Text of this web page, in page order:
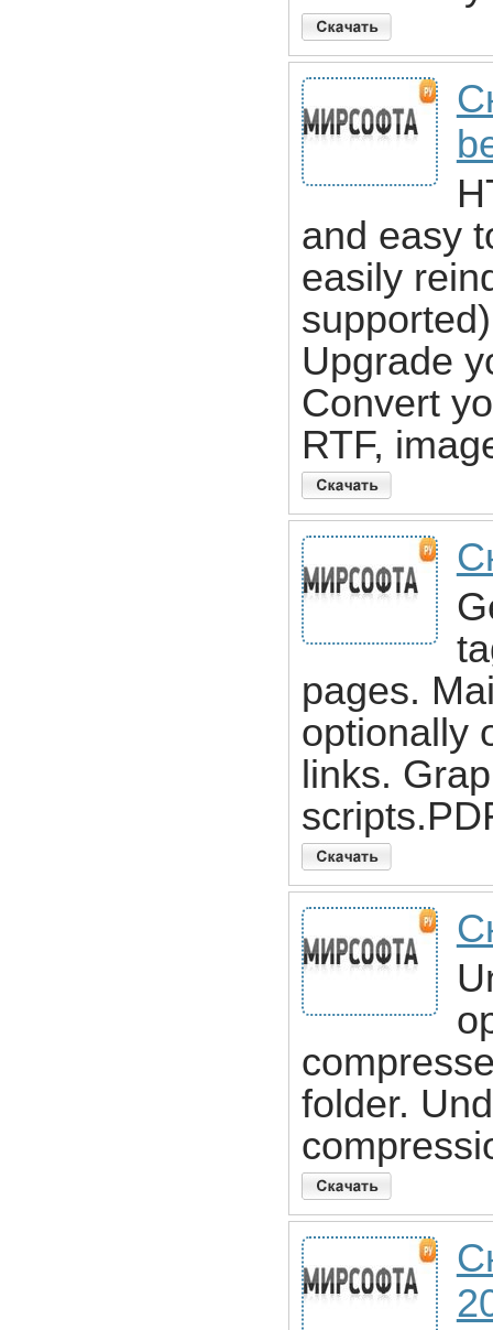
and easy
easily
Upgrade
Convert
RTF,
pages.
optionally
links.
folder.